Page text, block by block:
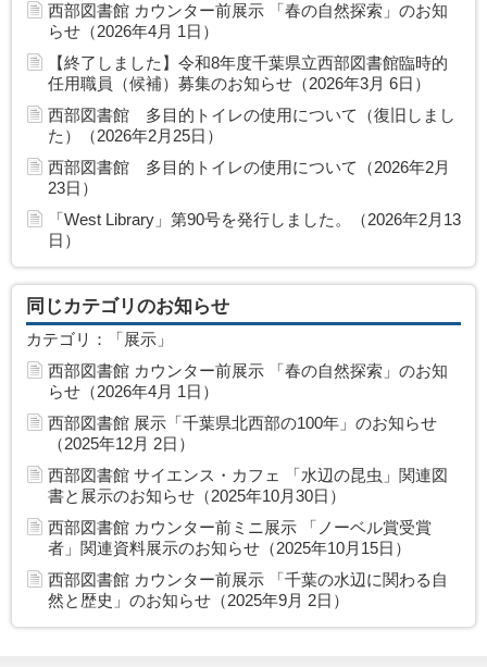
西部図書館 カウンター前展示 「春の自然探索」のお知
らせ（2026年4月 1日）
【終了しました】令和8年度千葉県立西部図書館臨時的
任用職員（候補）募集のお知らせ（2026年3月 6日）
西部図書館 多目的トイレの使用について（復旧しまし
た）（2026年2月25日）
西部図書館 多目的トイレの使用について（2026年2月
23日）
「West Library」第90号を発行しました。（2026年2月13
日）
同じカテゴリのお知らせ
カテゴリ：「展示」
西部図書館 カウンター前展示 「春の自然探索」のお知
らせ（2026年4月 1日）
西部図書館 展示「千葉県北西部の100年」のお知らせ
（2025年12月 2日）
西部図書館 サイエンス・カフェ 「水辺の昆虫」関連図
書と展示のお知らせ（2025年10月30日）
西部図書館 カウンター前ミニ展示 「ノーベル賞受賞
者」関連資料展示のお知らせ（2025年10月15日）
西部図書館 カウンター前展示 「千葉の水辺に関わる自
然と歴史」のお知らせ（2025年9月 2日）